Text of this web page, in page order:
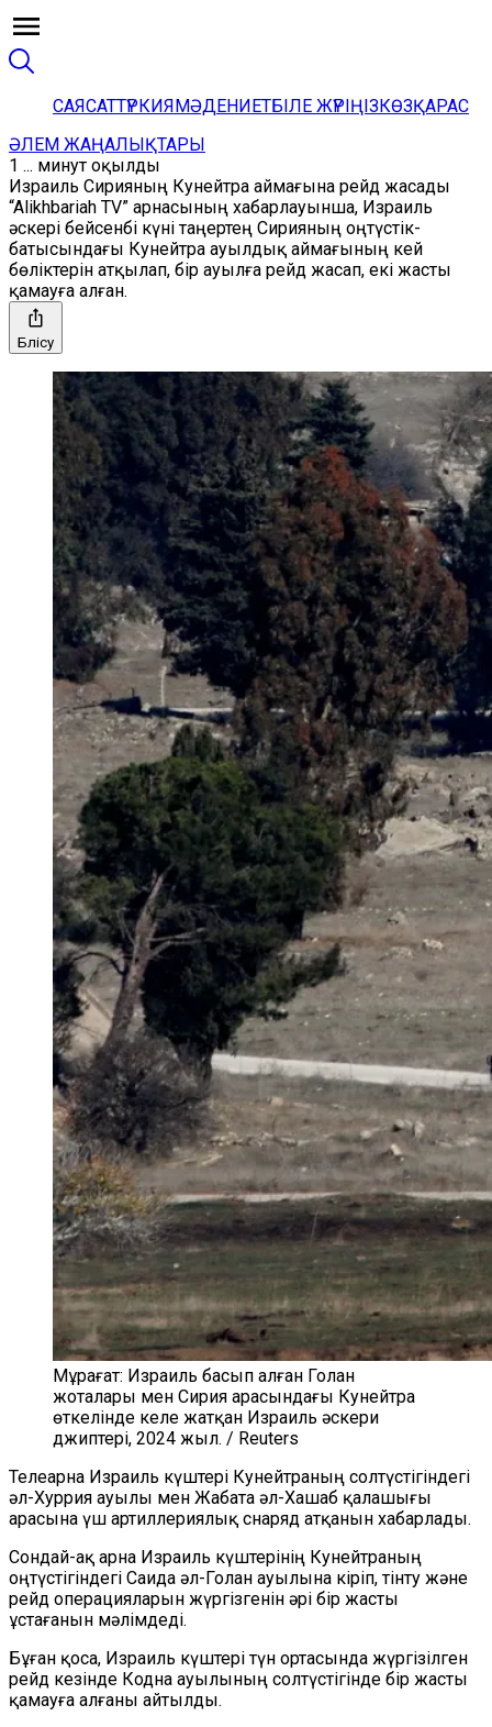
САЯСАТТҮРКИЯМӘДЕНИЕТБІЛЕ ЖҮРІҢІЗКӨЗҚАРАС
ӘЛЕМ ЖАҢАЛЫҚТАРЫ
1 ... минут оқылды
Израиль Сирияның Кунейтра аймағына рейд жасады
“Alikhbariah TV” арнасының хабарлауынша, Израиль
әскері бейсенбі күні таңертең Сирияның оңтүстік-
батысындағы Кунейтра ауылдық аймағының кей
бөліктерін атқылап, бір ауылға рейд жасап, екі жасты
қамауға алған.
Бөлісу
Мұрағат: Израиль басып алған Голан
жоталары мен Сирия арасындағы Кунейтра
өткелінде келе жатқан Израиль әскери
джиптері, 2024 жыл. / Reuters
Телеарна Израиль күштері Кунейтраның солтүстігіндегі
әл-Хуррия ауылы мен Жабата әл-Хашаб қалашығы
арасына үш артиллериялық снаряд атқанын хабарлады.
Сондай-ақ арна Израиль күштерінің Кунейтраның
оңтүстігіндегі Саида әл-Голан ауылына кіріп, тінту және
рейд операцияларын жүргізгенін әрі бір жасты
ұстағанын мәлімдеді.
Бұған қоса, Израиль күштері түн ортасында жүргізілген
рейд кезінде Кодна ауылының солтүстігінде бір жасты
қамауға алғаны айтылды.